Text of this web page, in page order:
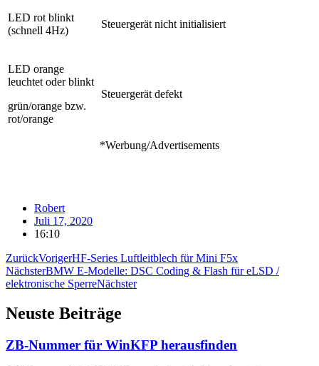
LED rot blinkt
(schnell 4Hz)
Steuergerät nicht initialisiert
LED orange
leuchtet oderblinkt
grün/orange bzw.
rot/orange
Steuergerät defekt
*Werbung/Advertisements
Robert
Juli 17, 2020
16:10
ZurückVorigerHF-Series Luftleitblech für Mini F5x
NächsterBMW E-Modelle: DSC Coding & Flash für eLSD /
elektronische SperreNächster
Neuste Beiträge
ZB-Nummer für WinKFP herausfinden